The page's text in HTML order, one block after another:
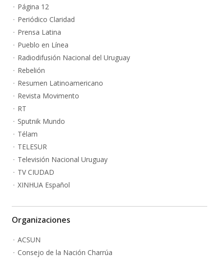
Página 12
Periódico Claridad
Prensa Latina
Pueblo en Línea
Radiodifusión Nacional del Uruguay
Rebelión
Resumen Latinoamericano
Revista Movimento
RT
Sputnik Mundo
Télam
TELESUR
Televisión Nacional Uruguay
TV CIUDAD
XINHUA Español
Organizaciones
ACSUN
Consejo de la Nación Charrúa